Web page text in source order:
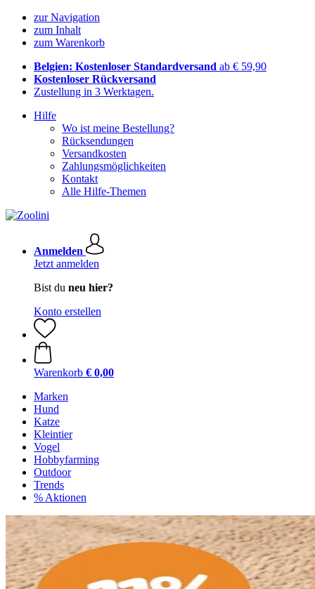
zur Navigation
zum Inhalt
zum Warenkorb
Belgien: Kostenloser Standardversand ab € 59,90
Kostenloser Rückversand
Zustellung in 3 Werktagen.
Hilfe
Wo ist meine Bestellung?
Rücksendungen
Versandkosten
Zahlungsmöglichkeiten
Kontakt
Alle Hilfe-Themen
Anmelden
Jetzt anmelden
Bist du neu hier?
Konto erstellen
Warenkorb € 0,00
Marken
Hund
Katze
Kleintier
Vogel
Hobbyfarming
Outdoor
Trends
% Aktionen